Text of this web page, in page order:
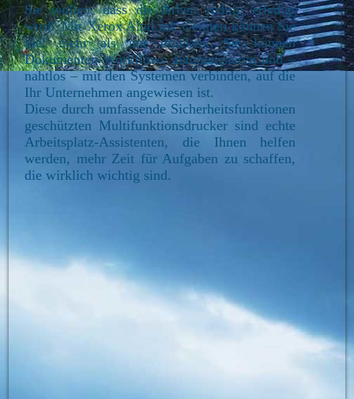
Sie wollen, dass die Arbeit richtig erledigt
wird? Mit Xerox AltaLink Geräten können Sie
viel mehr als nur drucken. Sie können
Dokumenten-Workflows automatisieren und –
nahtlos – mit den Systemen verbinden, auf die
Ihr Unternehmen angewiesen ist.
Diese durch umfassende Sicherheitsfunktionen
geschützten Multifunktionsdrucker sind echte
Arbeitsplatz-Assistenten, die Ihnen helfen
werden, mehr Zeit für Aufgaben zu schaffen,
die wirklich wichtig sind.